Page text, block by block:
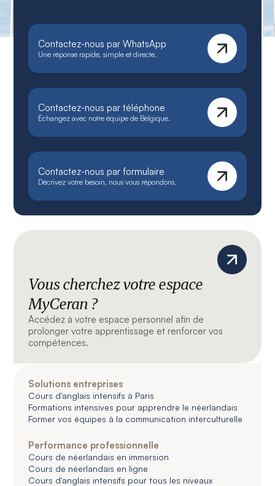
Contactez-nous par WhatsApp
Une réponse rapide, simple et directe.
Contactez-nous par téléphone
Échangez avec notre équipe de Belgique.
Contactez-nous par formulaire
Décrivez votre besoin, nous vous répondons.
Vous cherchez votre espace
MyCeran ?
Accédez à votre espace personnel afin de
prolonger votre apprentissage et renforcer vos
compétences.
Solutions entreprises
Cours d'anglais intensifs à Paris
Formations intensives pour apprendre le néerlandais
Former vos équipes à la communication interculturelle
Performance professionnelle
Cours de néerlandais en immersion
Cours de néerlandais en ligne
Cours d'anglais intensifs pour tous les niveaux